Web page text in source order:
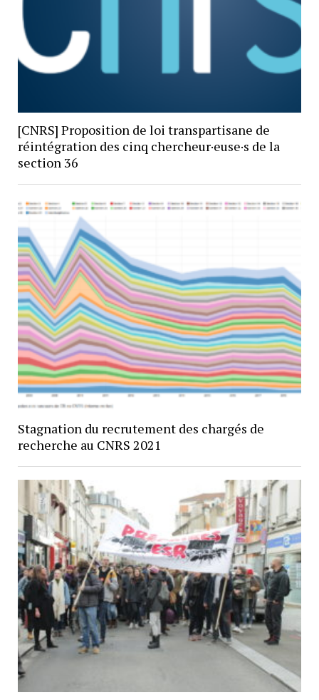
[CNRS] Proposition de loi transpartisane de
réintégration des cinq chercheur·euse·s de la
section 36
Stagnation du recrutement des chargés de
recherche au CNRS 2021